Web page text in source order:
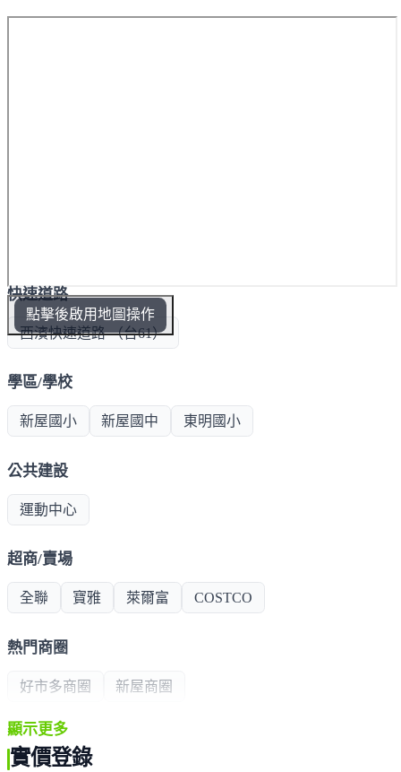
點擊後啟用地圖操作
快速道路
西濱快速道路 （台61）
學區/學校
新屋國小 新屋國中 東明國小
公共建設
運動中心
超商/賣場
全聯 寶雅 萊爾富 COSTCO
熱門商圈
好市多商圈 新屋商圈
醫療機構
顯示更多
實價登錄